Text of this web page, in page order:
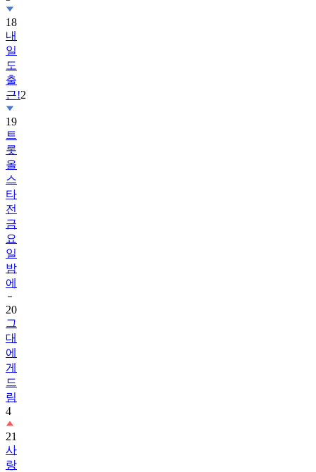
18
내
일
도
출
근!2
19
트
롯
올
스
타
전
금
요
일
밤
에
20
그
대
에
게
드
림
4
21
사
랑